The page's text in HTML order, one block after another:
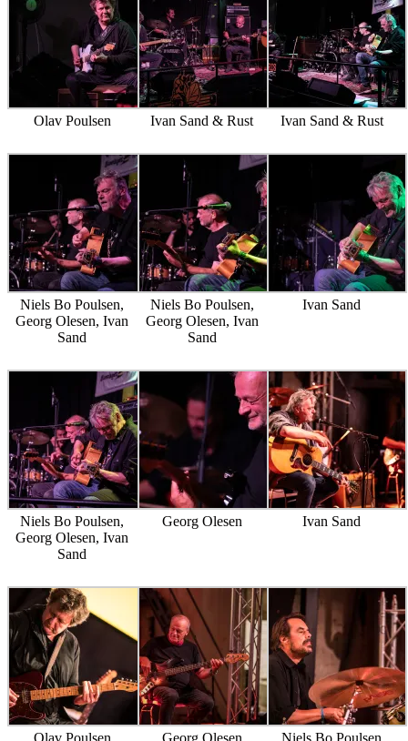
Olav Poulsen Ivan Sand & Rust Ivan Sand & Rust
Niels Bo Poulsen,
Georg Olesen, Ivan
Sand
Niels Bo Poulsen,
Georg Olesen, Ivan
Sand
Ivan Sand
Niels Bo Poulsen,
Georg Olesen, Ivan
Sand
Georg Olesen Ivan Sand
Olav Poulsen Georg Olesen Niels Bo Poulsen